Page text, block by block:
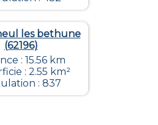
les bethune
(62196)
: 15.56 km
: 2.55 km²
: 837